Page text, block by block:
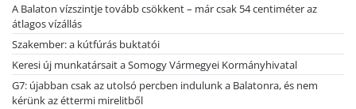
A Balaton vízszintje tovább csökkent – már csak 54 centiméter az
átlagos vízállás
Szakember: a kútfúrás buktatói
Keresi új munkatársait a Somogy Vármegyei Kormányhivatal
G7: újabban csak az utolsó percben indulunk a Balatonra, és nem
kérünk az éttermi mirelitből